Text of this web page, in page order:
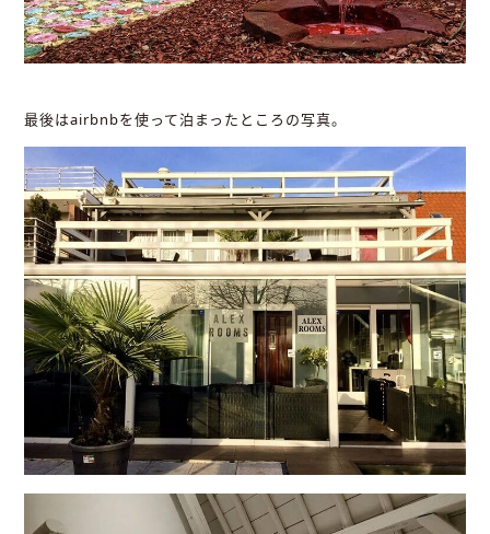
最後はairbnbを使って泊まったところの写真。